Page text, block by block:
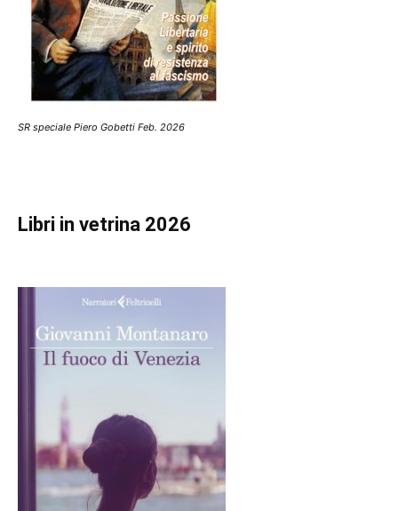
SR speciale Piero Gobetti Feb. 2026
Libri in vetrina 2026